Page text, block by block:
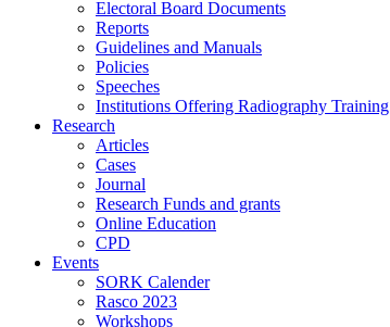
Electoral Board Documents
Reports
Guidelines and Manuals
Policies
Speeches
Institutions Offering Radiography Training
Research
Articles
Cases
Journal
Research Funds and grants
Online Education
CPD
Events
SORK Calender
Rasco 2023
Workshops